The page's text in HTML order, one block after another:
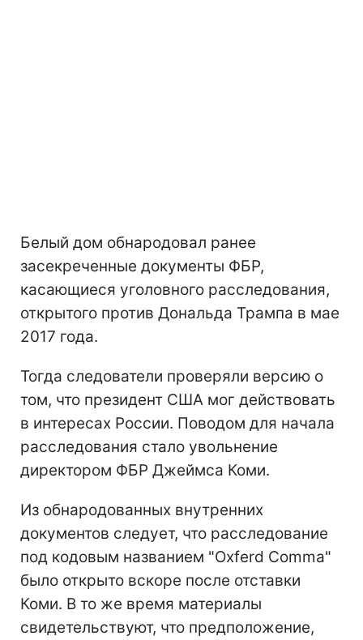
Белый дом обнародовал ранее
засекреченные документы ФБР,
касающиеся уголовного расследования,
открытого против Дональда Трампа в мае
2017 года.
Тогда следователи проверяли версию о
том, что президент США мог действовать
в интересах России. Поводом для начала
расследования стало увольнение
директором ФБР Джеймса Коми.
Из обнародованных внутренних
документов следует, что расследование
под кодовым названием "Oxferd Comma"
было открыто вскоре после отставки
Коми. В то же время материалы
свидетельствуют, что предположение,